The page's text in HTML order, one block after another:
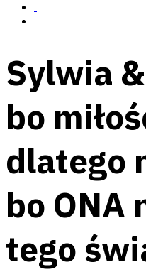
Sylwia
bo
dlatego
bo ONA
tego